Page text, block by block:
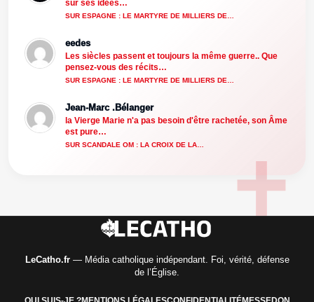
sur ses idées…
SUR ESPAGNE : LE MARTYRE DE MILLIERS DE…
eedes
Les siècles passent et toujours la même guerre.. Que
pensez-vous des récits…
SUR ESPAGNE : LE MARTYRE DE MILLIERS DE…
Jean-Marc .Bélanger
la Vierge Marie n'a pas besoin d'être rachetée, son Âme
est pure…
SUR SCANDALE OM : LA CROIX DE LA…
LeCatho.fr— Média catholique indépendant. Foi, vérité, défense
de l’Église.